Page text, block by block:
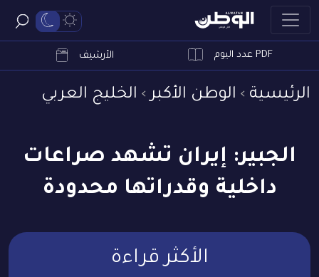
PDF عدد اليوم الأرشيف
الرئيسية الوطن الأكبر الخليج العربي
الجبير: إيران تشهد صراعات
داخلية وقدراتها محدودة
الأكثر قراءة